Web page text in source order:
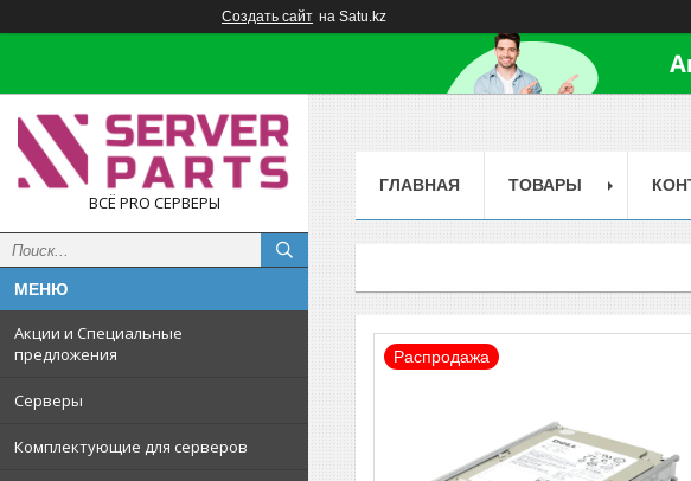
Создать сайт на Satu.kz
ВСЁ PRO СЕРВЕРЫ
Акции и Специальные
предложения
Серверы
Комплектующие для серверов
ГЛАВНАЯ ТОВАРЫ
Распродажа